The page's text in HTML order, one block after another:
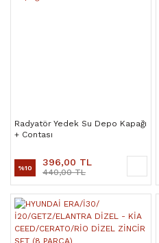
Radyatör Yedek Su Depo Kapağı
+ Contası
%10 396,00 TL
440,00 TL